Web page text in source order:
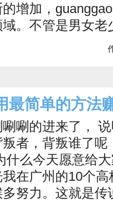
增加，
。不管是男女老
最简单的方法
唰的进来了，
者，背叛谁了
什么今天愿意给
在广州的10个
努力。这就是